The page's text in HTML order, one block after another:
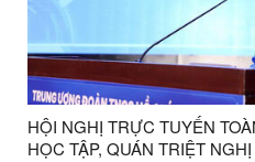
HỘI NGHỊ TRỰC TUYẾN
HỌC TẬP, QUÁN TRIỆT